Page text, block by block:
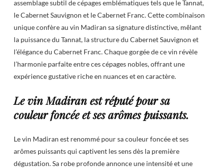
assemblage subtil de cépages emblématiques tels que le Tannat,
le Cabernet Sauvignon et le Cabernet Franc. Cette combinaison
unique confère au vin Madiran sa signature distinctive, mêlant
la puissance du Tannat, la structure du Cabernet Sauvignon et
l’élégance du Cabernet Franc. Chaque gorgée de ce vin révèle
l’harmonie parfaite entre ces cépages nobles, offrant une
expérience gustative riche en nuances et en caractère.
Le vin Madiran est réputé pour sa
couleur foncée et ses arômes puissants.
Le vin Madiran est renommé pour sa couleur foncée et ses
arômes puissants qui captivent les sens dès la première
dégustation. Sa robe profonde annonce une intensité et une